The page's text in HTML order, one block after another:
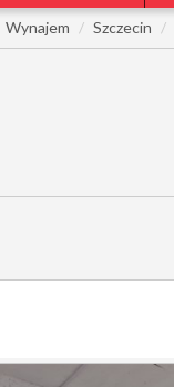
Wynajem Szczecin